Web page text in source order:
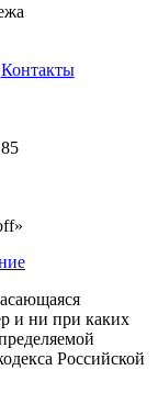
Контакты
и ни при каких
Российской